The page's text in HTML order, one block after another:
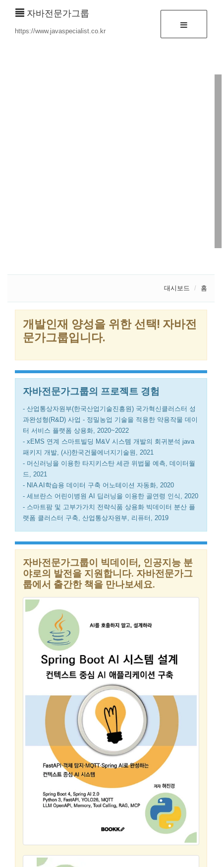
자바전문가그룹
https://www.javaspecialist.co.kr
대시보드 홈
개발인재 양성을 위한 선택! 자바전
문가그룹입니다.
자바전문가그룹의 프로젝트 경험
- 산업통상자원부(한국산업기술진흥원) 국가혁신클러스터 성
과완성형(R&D) 사업 - 정밀농업 기술을 적용한 약용작물 데이
터 서비스 플랫폼 상용화, 2020~2022
- xEMS 연계 스마트빌딩 M&V 시스템 개발의 회귀분석 java
패키지 개발, (사)한국건물에너지기술원, 2021
- 머신러닝을 이용한 타지키스탄 세관 위법물 예측, 데이터월
드, 2021
- NIA AI학습용 데이터 구축 어노테이션 자동화, 2020
- 세브란스 어린이병원 AI 딥러닝을 이용한 골연령 인식, 2020
- 스마트팜 및 고부가가치 전략식품 상용화 빅데이터 분산 플
랫폼 클러스터 구축, 산업통상자원부, 리퓨터, 2019
자바전문가그룹이 빅데이터, 인공지능 분
야로의 발전을 지원합니다. 자바전문가그
룹에서 출간한 책을 만나보세요.